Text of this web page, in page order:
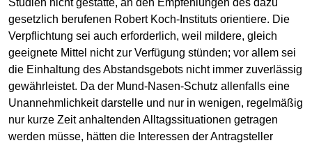
gesetzlich berufenen Robert Koch-Instituts orientiere. Die
Verpflichtung sei auch erforderlich, weil mildere, gleich
geeignete Mittel nicht zur Verfügung stünden; vor allem sei
die Einhaltung des Abstandsgebots nicht immer zuverlässig
gewährleistet. Da der Mund-Nasen-Schutz allenfalls eine
Unannehmlichkeit darstelle und nur in wenigen, regelmäßig
nur kurze Zeit anhaltenden Alltagssituationen getragen
werden müsse, hätten die Interessen der Antragsteller